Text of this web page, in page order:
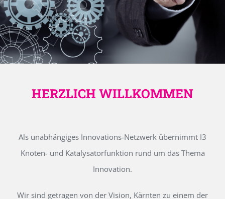
HERZLICH WILLKOMMEN
Als unabhängiges Innovations-Netzwerk übernimmt I3
Knoten- und Katalysatorfunktion rund um das Thema
Innovation.
Wir sind getragen von der Vision, Kärnten zu einem der